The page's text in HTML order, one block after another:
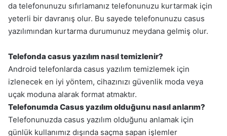
da telefonunuzu sıfırlamanız telefonunuzu kurtarmak için
yeterli bir davranış olur. Bu sayede telefonunuzu casus
yazılımından kurtarma durumunuz meydana gelmiş olur.
Telefonda casus yazılım nasıl temizlenir?
Android telefonlarda casus yazılım temizlemek için
izlenecek en iyi yöntem, cihazınızı güvenlik moda veya
uçak moduna alarak format atmaktır.
Telefonumda Casus yazılım olduğunu nasıl anlarım?
Telefonunuzda casus yazılım olduğunu anlamak için
günlük kullanımız dışında saçma sapan işlemler